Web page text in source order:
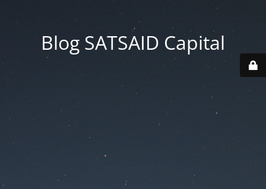
Blog SATSAID Capital